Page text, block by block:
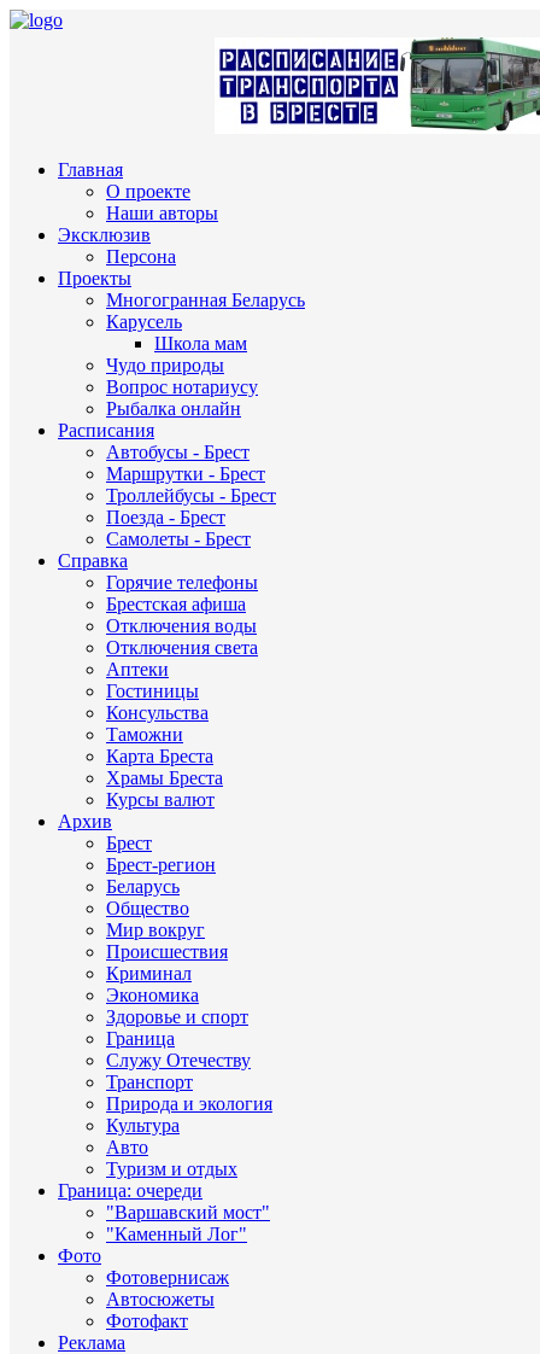
Главная
О проекте
Наши авторы
Эксклюзив
Персона
Проекты
Многогранная Беларусь
Карусель
Школа мам
Чудо природы
Вопрос нотариусу
Рыбалка онлайн
Расписания
Автобусы - Брест
Маршрутки - Брест
Троллейбусы - Брест
Поезда - Брест
Самолеты - Брест
Справка
Горячие телефоны
Брестская афиша
Отключения воды
Отключения света
Аптеки
Гостиницы
Консульства
Таможни
Карта Бреста
Храмы Бреста
Курсы валют
Архив
Брест
Брест-регион
Беларусь
Общество
Мир вокруг
Происшествия
Криминал
Экономика
Здоровье и спорт
Граница
Служу Отечеству
Транспорт
Природа и экология
Культура
Авто
Туризм и отдых
Граница: очереди
"Варшавский мост"
"Каменный Лог"
Фото
Фотовернисаж
Автосюжеты
Фотофакт
Реклама